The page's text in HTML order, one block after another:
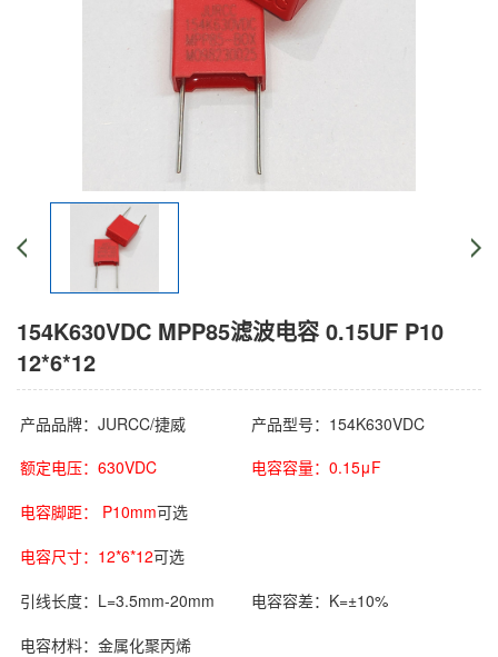
154K630VDC MPP85滤波电容 0.15UF P10
12*6*12
产品品牌：JURCC/捷威
产品型号：154K630VDC
额定电压：630VDC
电容容量：0.15μF
电容脚距： P10mm可选
电容尺寸：12*6*12可选
引线长度：L=3.5mm-20mm
电容容差：K=±10%
电容材料：金属化聚丙烯